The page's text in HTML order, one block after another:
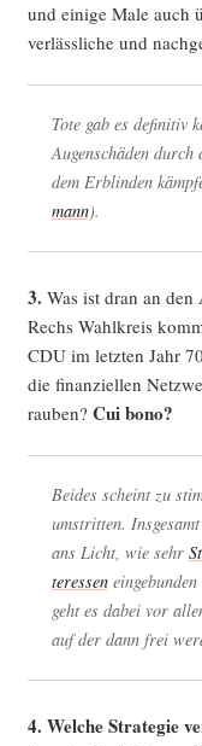
und eini­ge Male auch
ver­läss­li­che und
Tote gab es defi­ni­tiv
Augen­schä­den
dem Erblin­den
mann).
3. Was ist dran an
Rechs Wahl­kreis
CDU im letz­ten Jahr
die finan­zi­el­len
rau­ben? Cui bono?
Bei­des scheint zu
umstrit­ten.
ans Licht, wie sehr
ter­es­sen
geht es dabei vor
auf der dann frei
4. Wel­che Stra­te­gie